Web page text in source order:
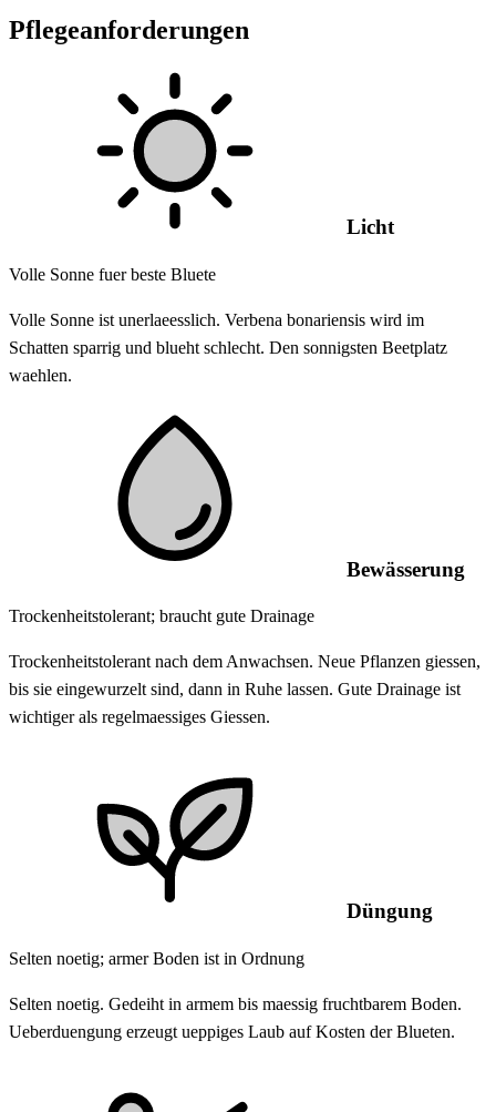
Pflegeanforderungen
Licht
Volle Sonne fuer beste Bluete
Volle Sonne ist unerlaeesslich. Verbena bonariensis wird im
Schatten sparrig und blueht schlecht. Den sonnigsten Beetplatz
waehlen.
Bewässerung
Trockenheitstolerant; braucht gute Drainage
Trockenheitstolerant nach dem Anwachsen. Neue Pflanzen giessen,
bis sie eingewurzelt sind, dann in Ruhe lassen. Gute Drainage ist
wichtiger als regelmaessiges Giessen.
Düngung
Selten noetig; armer Boden ist in Ordnung
Selten noetig. Gedeiht in armem bis maessig fruchtbarem Boden.
Ueberduengung erzeugt ueppiges Laub auf Kosten der Blueten.